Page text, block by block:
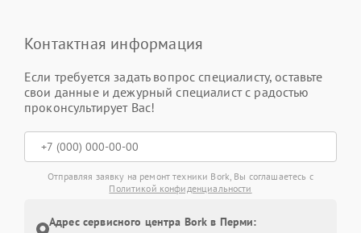
Контактная информация
Если требуется задать вопрос специалисту, оставьте
свои данные и дежурный специалист с радостью
проконсультирует Вас!
Отправляя заявку на ремонт техники Bork, Вы соглашаетесь с
Политикой конфиденциальности
Адрес сервисного центра Bork в Перми: